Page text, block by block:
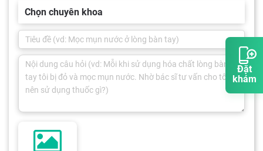
Đặt
khám
Chọn chuyên khoa